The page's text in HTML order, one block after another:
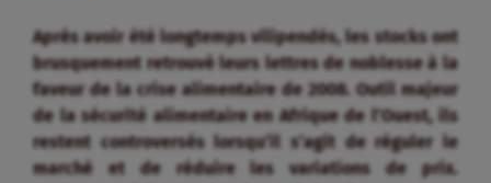
Après avoir été longtemps vilipendés, les stocks ont
brusquement retrouvé leurs lettres de noblesse à la
faveur de la crise alimentaire de 2008. Outil majeur
de la sécurité alimentaire en Afrique de l’Ouest, ils
restent controversés lorsqu’il s’agit de réguler le
marché et de réduire les variations de prix.